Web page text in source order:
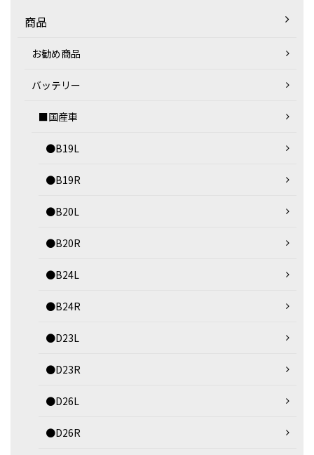
商品
お勧め商品
バッテリー
■国産車
●B19L
●B19R
●B20L
●B20R
●B24L
●B24R
●D23L
●D23R
●D26L
●D26R